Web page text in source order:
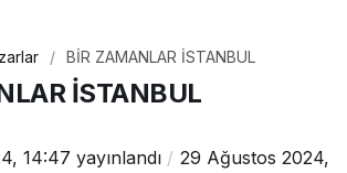
BİR ZAMANLAR İSTANBUL
İSTANBUL
14:47 yayınlandı
29 Ağustos 2024,